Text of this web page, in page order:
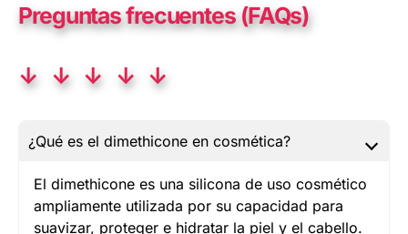
Preguntas frecuentes (FAQs)
↓ ↓ ↓ ↓ ↓
¿Qué es el dimethicone en cosmética?
El dimethicone es una silicona de uso cosmético
ampliamente utilizada por su capacidad para
suavizar, proteger e hidratar la piel y el cabello.